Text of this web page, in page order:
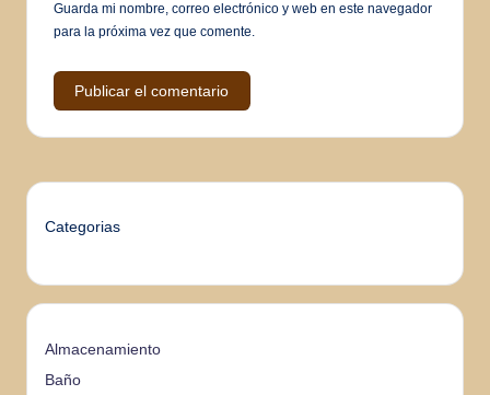
Guarda mi nombre, correo electrónico y web en este navegador
para la próxima vez que comente.
Categorias
Almacenamiento
Baño